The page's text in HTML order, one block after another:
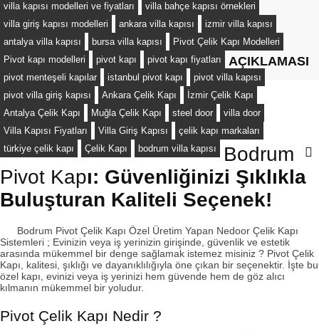
villa kapısı modelleri ve fiyatları
villa bahçe kapısı örnekleri
villa giriş kapısı modelleri
ankara villa kapısı
izmir villa kapısı
antalya villa kapısı
bursa villa kapısı
Pivot Çelik Kapı Modelleri
Pivot kapı modelleri
pivot kapı
pivot kapı fiyatları
pivot menteşeli kapılar
istanbul pivot kapı
pivot villa kapısı
pivot villa giriş kapısı
Ankara Çelik Kapı
İzmir Çelik Kapı
Antalya Çelik Kapı
Muğla Çelik Kapı steel door
villa door
Villa Kapısı Fiyatları
Villa Giriş Kapısı
çelik kapı markaları
türkiye çelik kapı
Çelik Kapı bodrum villa kapısı
AÇIKLAMASI
Bodrum
Pivot Kapı: Güvenliğinizi Şıklıkla
Buluşturan Kaliteli Seçenek!
Bodrum Pivot Çelik Kapı Özel Üretim Yapan Nedoor Çelik Kapı
Sistemleri ; Evinizin veya iş yerinizin girişinde, güvenlik ve estetik
arasında mükemmel bir denge sağlamak istemez misiniz ? Pivot Çelik
Kapı , kalitesi, şıklığı ve dayanıklılığıyla öne çıkan bir seçenektir. İşte bu
özel kapı, evinizi veya iş yerinizi hem güvende hem de göz alıcı
kılmanın mükemmel bir yoludur.
Pivot Çelik Kapı Nedir ?